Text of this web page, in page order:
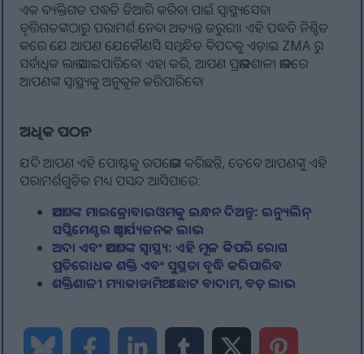
ଏକ ବ୍ୟକ୍ତିଗତ ପଦ୍ଧତି ତିଆରି କରିବା ପାଇଁ ସ୍ୱାସ୍ଥ୍ୟସେବା
ବୃତ୍ତିଗତଙ୍କଠାରୁ ପରାମର୍ଶ ନେବା ଅତ୍ୟନ୍ତ ଜରୁରୀ। ଏହି ପଦ୍ଧତି ନିଶ୍ଚିତ
କରେ ଯେ ଆପଣ ଯେକୌଣସି ସମ୍ବନ୍ଧିତ ବିପଦକୁ ଏଡ଼ାଇ ZMA ରୁ
ସର୍ବାଧିକ ଲାଭ ପାଇପାରିବେ। ଏହା କରି, ଆପଣ ପ୍ରଭାବଶାଳୀ ଭାବରେ
ଆପଣଙ୍କ ସ୍ୱାସ୍ଥ୍ୟକୁ ଅନୁକୂଳ କରିପାରିବେ।
ଅଧିକ ପଠନ
ଯଦି ଆପଣ ଏହି ପୋଷ୍ଟକୁ ଉପଭୋଗ କରିଛନ୍ତି, ତେବେ ଆପଣଙ୍କୁ ଏହି
ପରାମର୍ଶଗୁଡ଼ିକ ମଧ୍ୟ ପସନ୍ଦ ଆସିପାରେ:
ଆପଣଙ୍କ ମାଇକ୍ରୋବାଇଓମକୁ ଇନ୍ଧନ ଦିଅନ୍ତୁ: ଇନ୍ୟୁଲିନ୍
ସପ୍ଲିମେଣ୍ଟର ଆଶ୍ଚର୍ଯ୍ୟଜନକ ଲାଭ
ଅଦା ଏବଂ ଆପଣଙ୍କ ସ୍ୱାସ୍ଥ୍ୟ: ଏହି ମୂଳ କିପରି ରୋଗ
ପ୍ରତିରୋଧକ ଶକ୍ତି ଏବଂ ସୁସ୍ଥତା ବୃଦ୍ଧି କରିପାରିବ
ଶକ୍ତିଶାଳୀ ମ୍ୟାକାଡାମିଆ: ଛୋଟ ବାଦାମ, ବଡ଼ ଲାଭ